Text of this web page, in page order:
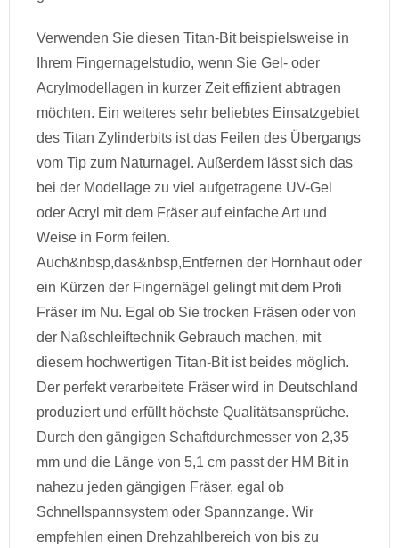
Verwenden Sie diesen Titan-Bit beispielsweise in
Ihrem Fingernagelstudio, wenn Sie Gel- oder
Acrylmodellagen in kurzer Zeit effizient abtragen
möchten. Ein weiteres sehr beliebtes Einsatzgebiet
des Titan Zylinderbits ist das Feilen des Übergangs
vom Tip zum Naturnagel. Außerdem lässt sich das
bei der Modellage zu viel aufgetragene UV-Gel
oder Acryl mit dem Fräser auf einfache Art und
Weise in Form feilen.
Auch&nbsp,das&nbsp,Entfernen der Hornhaut oder
ein Kürzen der Fingernägel gelingt mit dem Profi
Fräser im Nu. Egal ob Sie trocken Fräsen oder von
der Naßschleiftechnik Gebrauch machen, mit
diesem hochwertigen Titan-Bit ist beides möglich.
Der perfekt verarbeitete Fräser wird in Deutschland
produziert und erfüllt höchste Qualitätsansprüche.
Durch den gängigen Schaftdurchmesser von 2,35
mm und die Länge von 5,1 cm passt der HM Bit in
nahezu jeden gängigen Fräser, egal ob
Schnellspannsystem oder Spannzange. Wir
empfehlen einen Drehzahlbereich von bis zu